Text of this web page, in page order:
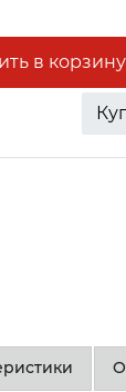
в корзину